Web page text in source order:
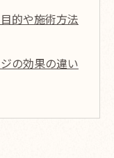
的や施術方法
の効果の違い
ージの選び方